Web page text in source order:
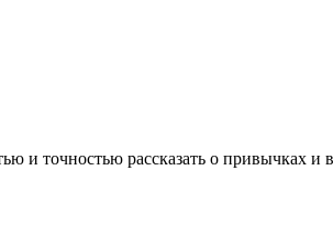
и точностью рассказать о привычках и